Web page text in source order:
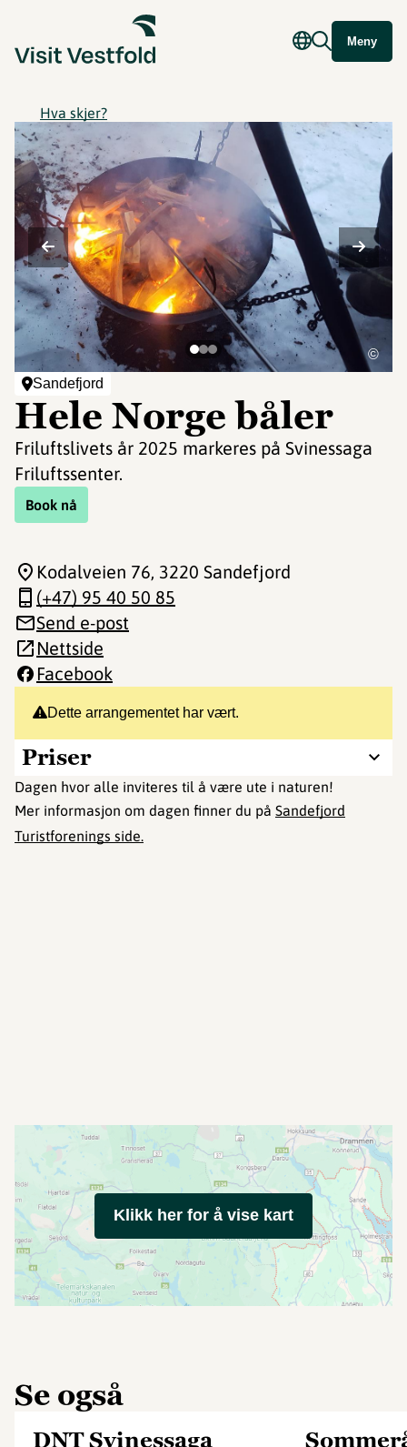
Meny
Hva skjer?
Sandefjord
Hele Norge båler
Friluftslivets år 2025 markeres på Svinessaga
Friluftssenter.
Book nå
©
Dette arrangementet har vært.
Priser
Dagen hvor alle inviteres til å være ute i naturen!
Mer informasjon om dagen finner du på Sandefjord
Turistforenings side.
Kodalveien 76, 3220 Sandefjord
(+47) 95 40 50 85
Send e-post
Nettside
Facebook
Klikk her for å vise kart
Se også
DNT Svinessaga